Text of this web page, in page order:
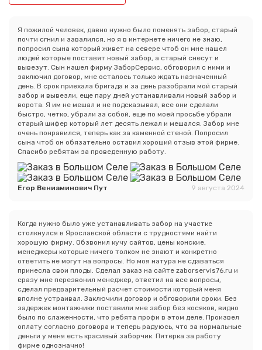
Я пожилой человек, давно нужно было поменять забор, старый
почти сгнил и завалился, но я в интернете ничего не знаю,
попросил сына который живет на севере чтоб он мне нашел
людей которые поставят новый забор, а старый снесут и
вывезут. Сын нашел фирму ЗаборСервис, обговорил с ними и
заключил договор, мне осталось только ждать назначенный
день. В срок приехала бригада и за день разобрали мой старый
забор и вывезли, еще пару дней устанавливали новый забор и
ворота. Я им не мешал и не подсказывал, все они сделали
быстро, четко, убрали за собой, еще по моей просьбе убрали
старый шифер который лет десять лежал и мешался. Забор мне
очень понравился, теперь как за каменной стеной. Попросил
сына чтоб он обязательно оставил хороший отзыв этой фирме.
Спасибо ребятам за проведенную работу.
Егор Вениаминович Пут 9 августа 2024
Когда нужно было уже устанавливать забор на участке
столкнулся в Ярославской области с трудностями найти
хорошую фирму. Обзвонил кучу сайтов, цены конские,
менеджеры которые ничего толком не знают и конкретно
ответить не могут на вопросы. Но моя натура не сдаваться
принесла свои плоды. Сделал заказ на сайте zaborservis76.ru и
сразу мне перезвонил менеджер, ответил на все вопросы,
сделал предварительный расчет стоимости который меня
вполне устраивал. Заключили договор и обговорили сроки. Без
задержек монтажники поставили мне забор без косяков, видно
было по слаженности, что ребята профи в этом деле. Произвел
оплату согласно договора и теперь радуюсь, что за нормальные
деньги у меня есть красивый заборчик. Пятерка за работу
фирме однозначно!